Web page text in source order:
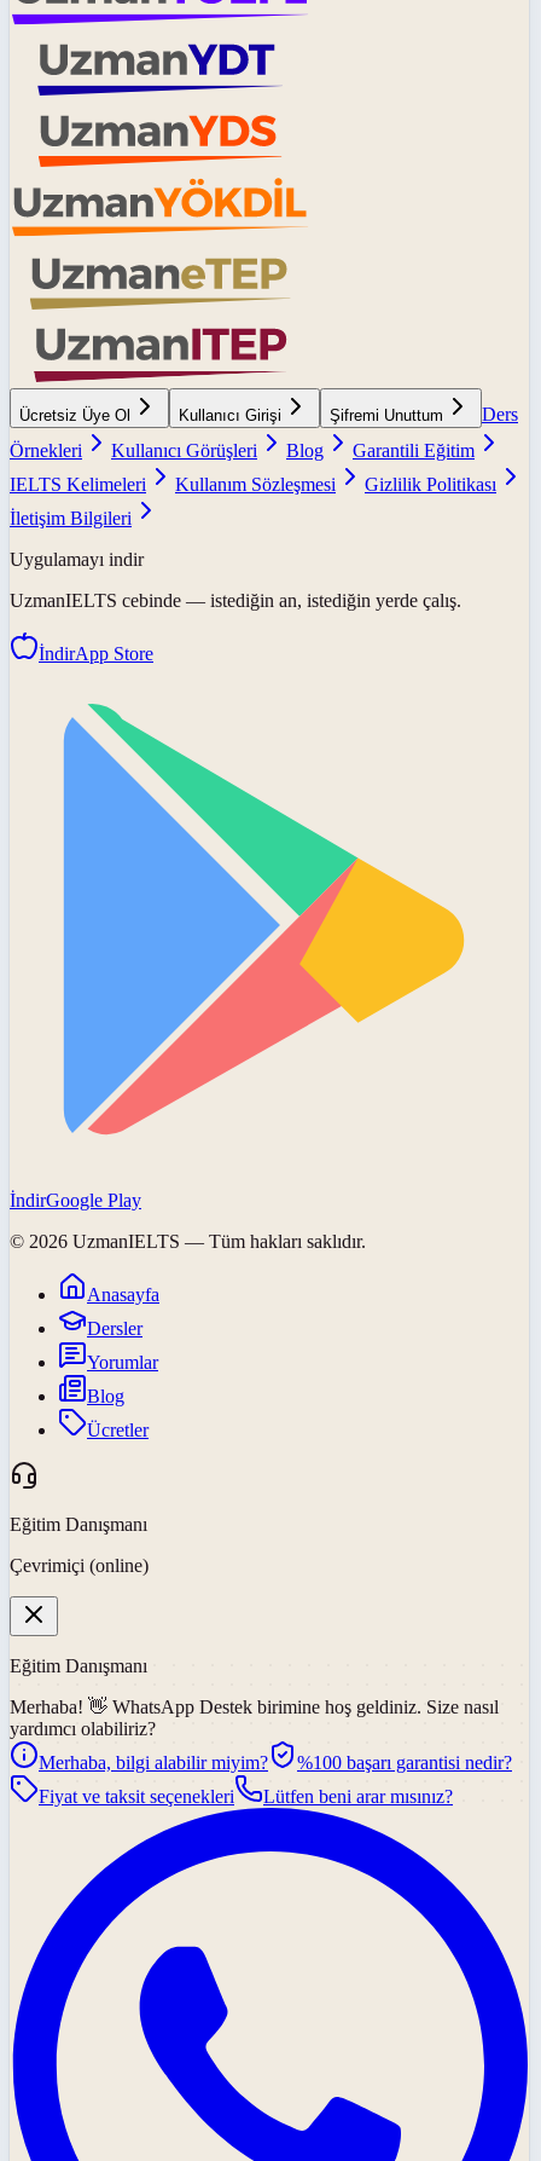
Ücretsiz Üye Ol Kullanıcı Girişi Şifremi Unuttum
Ders
Örnekleri
Kullanıcı Görüşleri Blog
Garantili Eğitim
IELTS Kelimeleri
Kullanım Sözleşmesi
Gizlilik Politikası
İletişim Bilgileri
Uygulamayı indir
UzmanIELTS cebinde — istediğin an, istediğin yerde çalış.
İndirApp Store
İndirGoogle Play
© 2026 UzmanIELTS — Tüm hakları saklıdır.
Anasayfa
Dersler
Yorumlar
Blog
Ücretler
Eğitim Danışmanı
Çevrimiçi (online)
Eğitim Danışmanı
Merhaba! 👋 WhatsApp Destek birimine hoş geldiniz. Size nasıl
yardımcı olabiliriz?
Merhaba, bilgi alabilir miyim?
%100 başarı garantisi nedir?
Fiyat ve taksit seçenekleri
Lütfen beni arar mısınız?